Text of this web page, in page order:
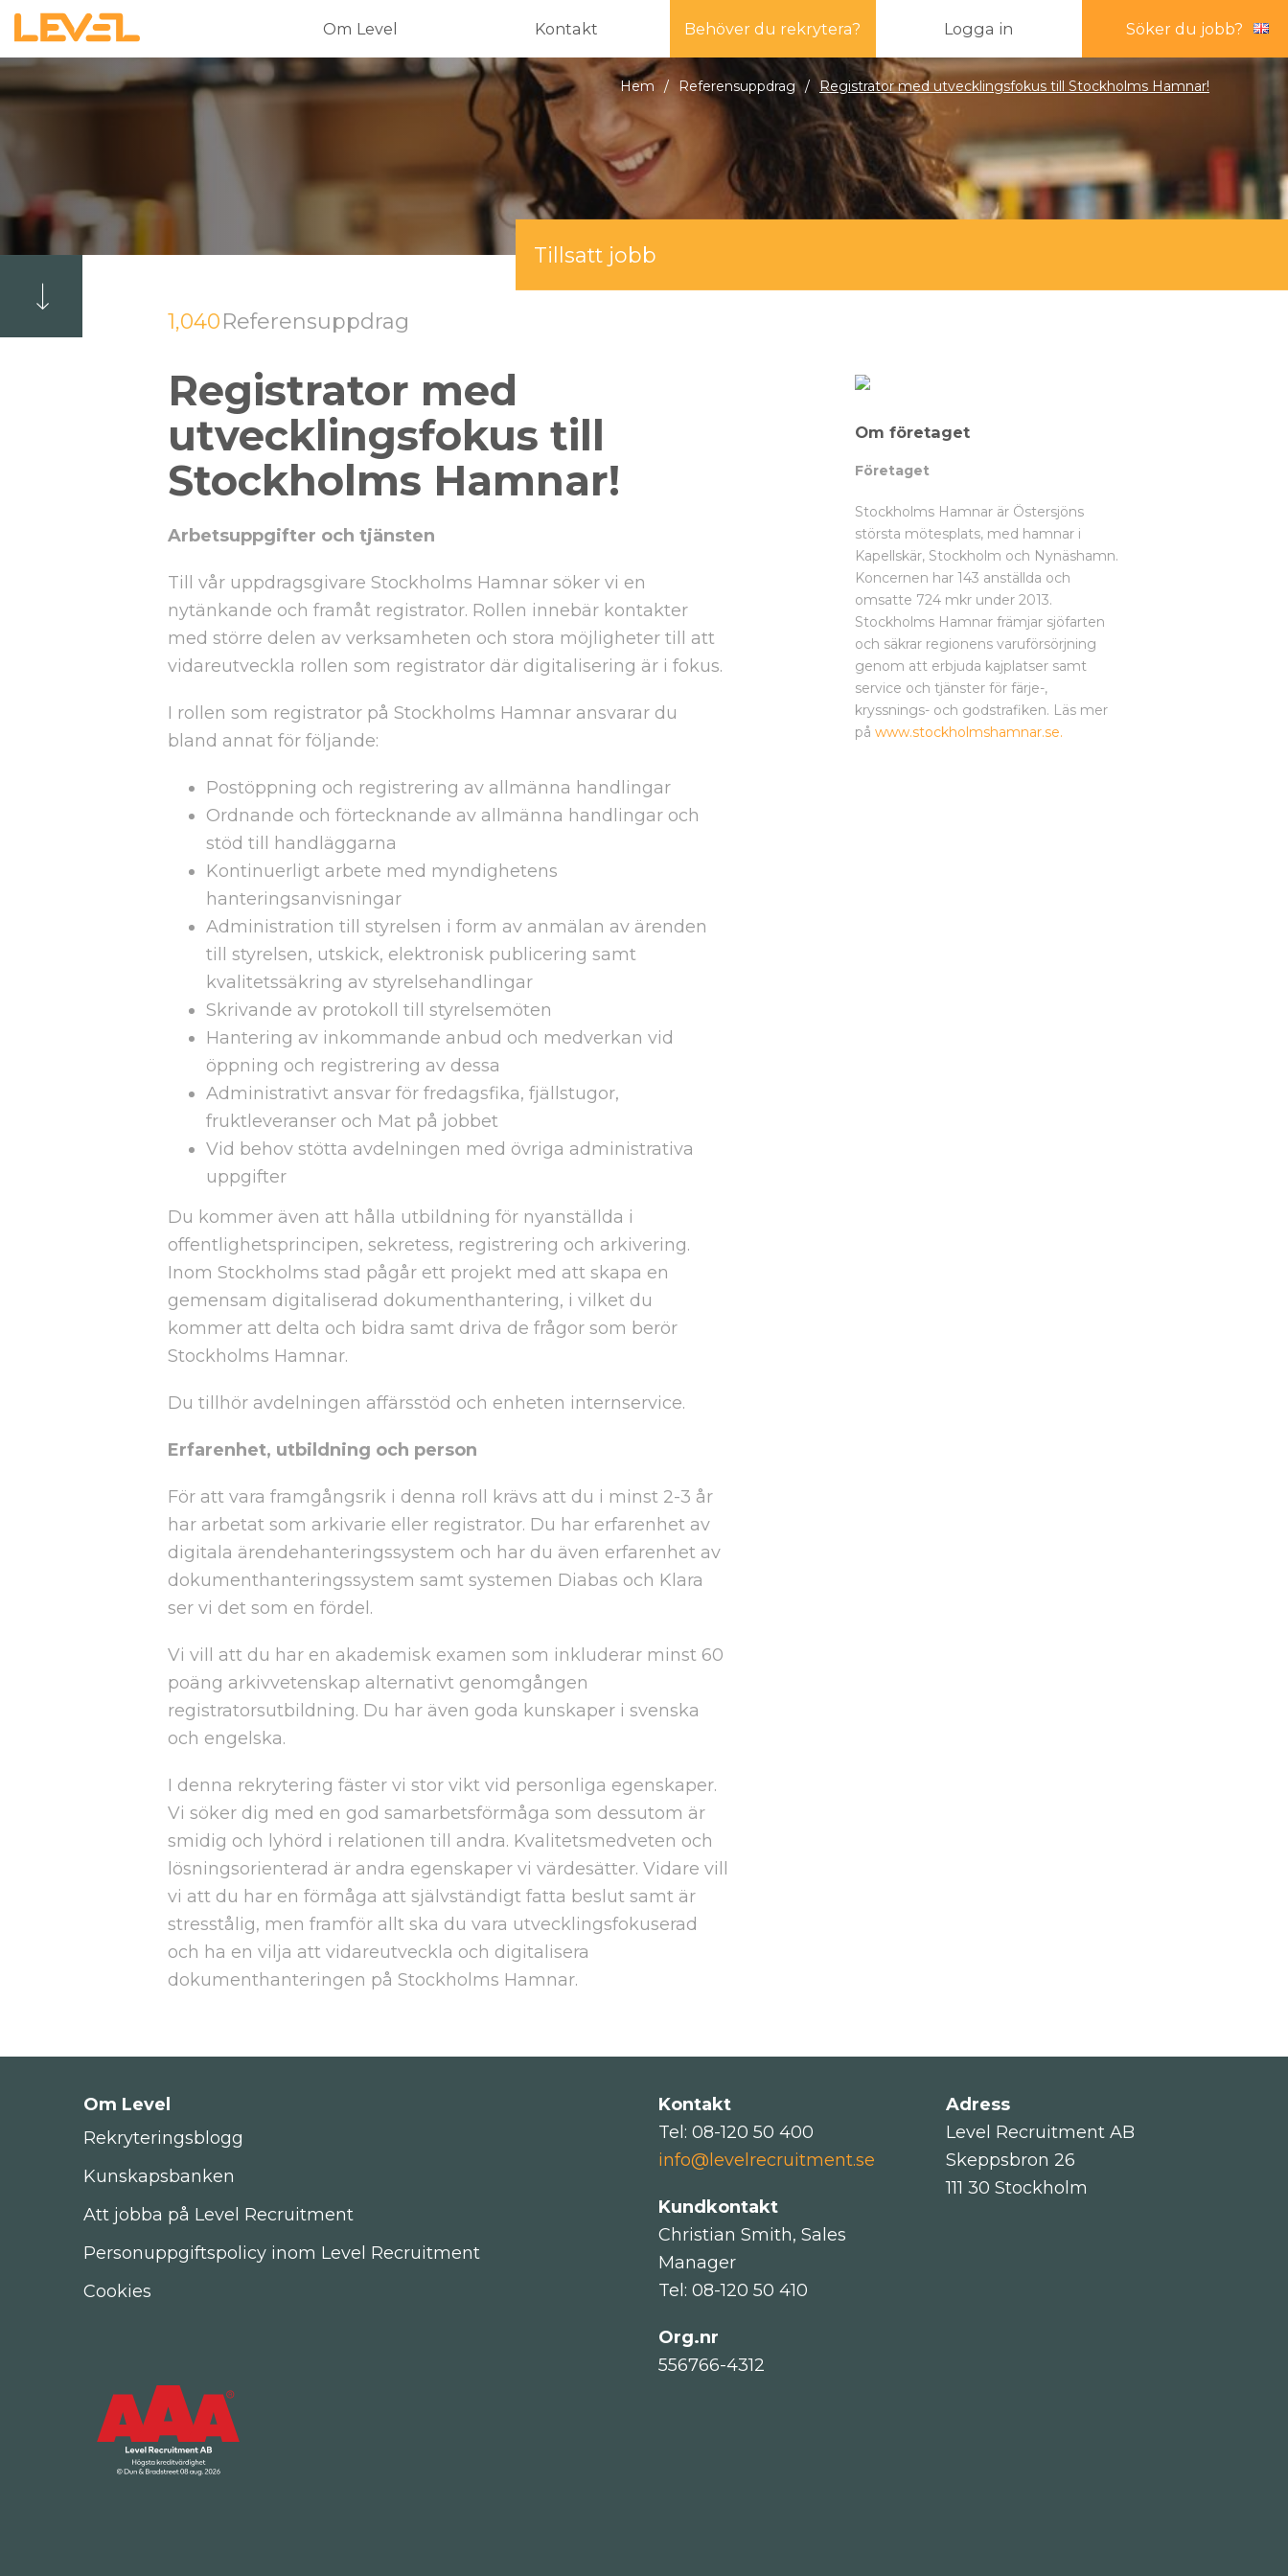
Om Level Kontakt Behöver du rekrytera? Logga in Söker du jobb?
Hem / Referensuppdrag / Registrator med utvecklingsfokus till Stockholms Hamnar!
Tillsatt jobb
1,040Referensuppdrag
Registrator med
utvecklingsfokus till
Stockholms Hamnar!
Arbetsuppgifter och tjänsten
Till vår uppdragsgivare Stockholms Hamnar söker vi en
nytänkande och framåt registrator. Rollen innebär kontakter
med större delen av verksamheten och stora möjligheter till att
vidareutveckla rollen som registrator där digitalisering är i fokus.
I rollen som registrator på Stockholms Hamnar ansvarar du
bland annat för följande:
Postöppning och registrering av allmänna handlingar
Ordnande och förtecknande av allmänna handlingar och
stöd till handläggarna
Kontinuerligt arbete med myndighetens
hanteringsanvisningar
Administration till styrelsen i form av anmälan av ärenden
till styrelsen, utskick, elektronisk publicering samt
kvalitetssäkring av styrelsehandlingar
Skrivande av protokoll till styrelsemöten
Hantering av inkommande anbud och medverkan vid
öppning och registrering av dessa
Administrativt ansvar för fredagsfika, fjällstugor,
fruktleveranser och Mat på jobbet
Vid behov stötta avdelningen med övriga administrativa
uppgifter
Du kommer även att hålla utbildning för nyanställda i
offentlighetsprincipen, sekretess, registrering och arkivering.
Inom Stockholms stad pågår ett projekt med att skapa en
gemensam digitaliserad dokumenthantering, i vilket du
kommer att delta och bidra samt driva de frågor som berör
Stockholms Hamnar.
Du tillhör avdelningen affärsstöd och enheten internservice.
Erfarenhet, utbildning och person
För att vara framgångsrik i denna roll krävs att du i minst 2-3 år
har arbetat som arkivarie eller registrator. Du har erfarenhet av
digitala ärendehanteringssystem och har du även erfarenhet av
dokumenthanteringssystem samt systemen Diabas och Klara
ser vi det som en fördel.
Vi vill att du har en akademisk examen som inkluderar minst 60
poäng arkivvetenskap alternativt genomgången
registratorsutbildning. Du har även goda kunskaper i svenska
och engelska.
I denna rekrytering fäster vi stor vikt vid personliga egenskaper.
Vi söker dig med en god samarbetsförmåga som dessutom är
smidig och lyhörd i relationen till andra. Kvalitetsmedveten och
lösningsorienterad är andra egenskaper vi värdesätter. Vidare vill
vi att du har en förmåga att självständigt fatta beslut samt är
stresstålig, men framför allt ska du vara utvecklingsfokuserad
och ha en vilja att vidareutveckla och digitalisera
dokumenthanteringen på Stockholms Hamnar.
Om företaget
Företaget
Stockholms Hamnar är Östersjöns
största mötesplats, med hamnar i
Kapellskär, Stockholm och Nynäshamn.
Koncernen har 143 anställda och
omsatte 724 mkr under 2013.
Stockholms Hamnar främjar sjöfarten
och säkrar regionens varuförsörjning
genom att erbjuda kajplatser samt
service och tjänster för färje-,
kryssnings- och godstrafiken. Läs mer
på www.stockholmshamnar.se.
Om Level
Rekryteringsblogg
Kunskapsbanken
Att jobba på Level Recruitment
Personuppgiftspolicy inom Level Recruitment
Cookies
Kontakt
Tel: 08-120 50 400
info@levelrecruitment.se
Kundkontakt
Christian Smith, Sales
Manager
Tel: 08-120 50 410
Org.nr
556766-4312
Adress
Level Recruitment AB
Skeppsbron 26
111 30 Stockholm